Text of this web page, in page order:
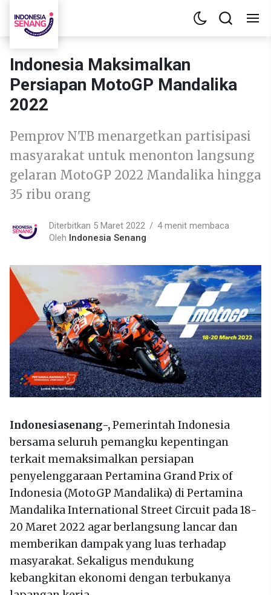
Indonesia Maksimalkan
Persiapan MotoGP Mandalika
2022
Pemprov NTB menargetkan partisipasi
masyarakat untuk menonton langsung
gelaran MotoGP 2022 Mandalika hingga
35 ribu orang
Diterbitkan 5 Maret 2022
4 menit membaca
Oleh Indonesia Senang
Indonesiasenang-,Pemerintah Indonesia
bersama seluruh pemangku kepentingan
terkait memaksimalkan persiapan
penyelenggaraan Pertamina Grand Prix of
Indonesia (MotoGP Mandalika) di Pertamina
Mandalika International Street Circuit pada 18-
20 Maret 2022 agar berlangsung lancar dan
memberikan dampak yang luas terhadap
masyarakat. Sekaligus mendukung
kebangkitan ekonomi dengan terbukanya